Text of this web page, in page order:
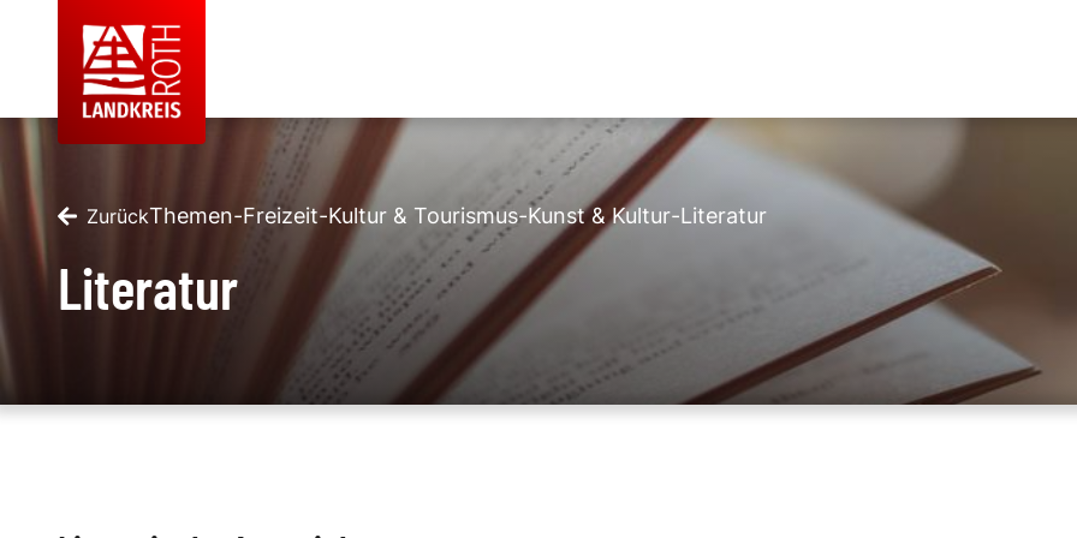
ZurückThemen-Freizeit-Kultur & Tourismus-Kunst & Kultur-Literatur
Literatur